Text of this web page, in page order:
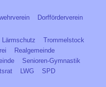
Dorfförderverein
Lärmschutz
Trommelstock
Realgemeinde
Senioren-Gymnastik
LWG
SPD